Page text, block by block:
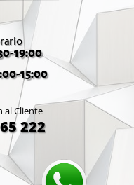
19:00
15:00
al Cliente
222